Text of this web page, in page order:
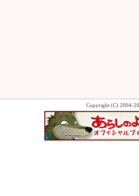
Copyright (C) 2004-